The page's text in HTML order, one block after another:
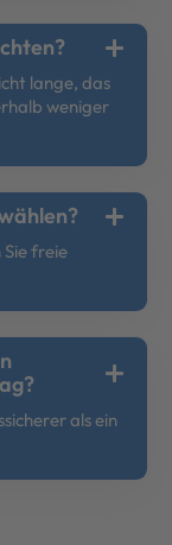
lange, das
weniger
freie
als ein